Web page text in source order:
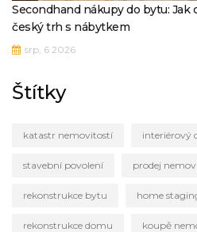
Secondhand nákupy do bytu:
český trh s nábytkem
srp, 6 2026
Štítky
katastr nemovitostí interiérový
stavební povolení prodej
rekonstrukce bytu home
rekonstrukce domu koupě